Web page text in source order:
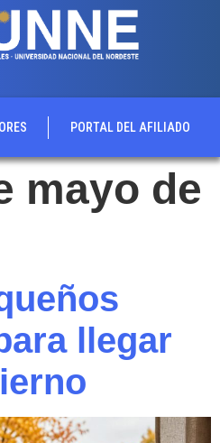
PORTAL DEL AFILIADO
mayo de
llegar